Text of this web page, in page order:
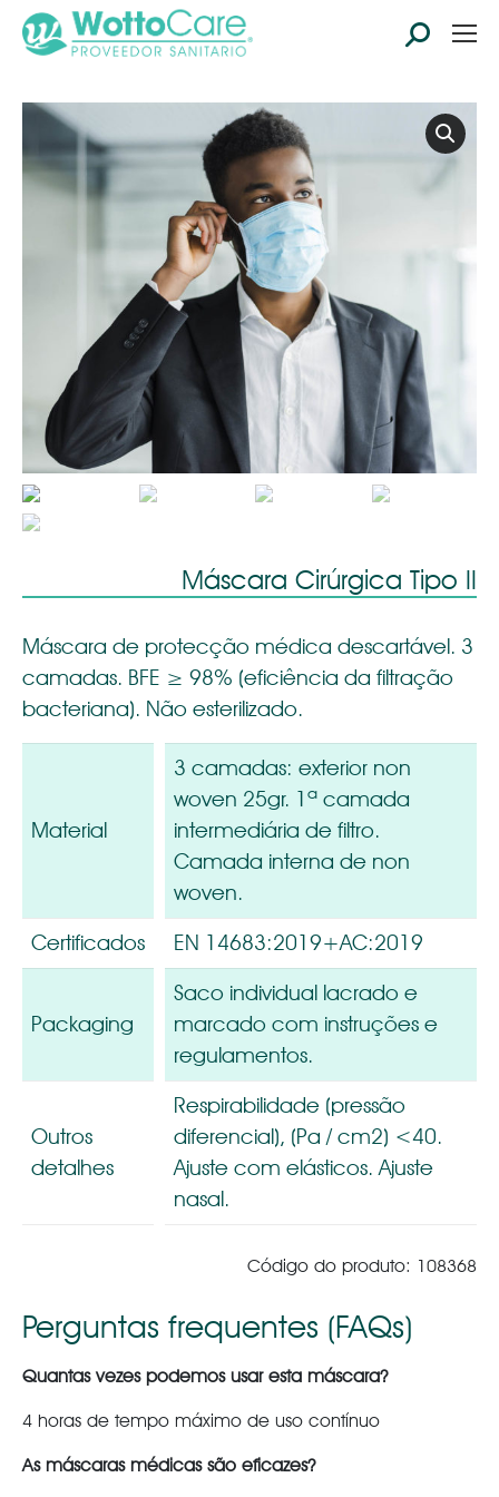
Search:
Máscara Cirúrgica Tipo II
Máscara de protecção médica descartável. 3
camadas. BFE ≥ 98% (eficiência da filtração
bacteriana). Não esterilizado.
Material
3 camadas: exterior non
woven 25gr. 1ª camada
intermediária de filtro.
Camada interna de non
woven.
Certificados
EN 14683:2019+AC:2019
Packaging
Saco individual lacrado e
marcado com instruções e
regulamentos.
Outros
detalhes
Respirabilidade (pressão
diferencial), (Pa / cm2) <40.
Ajuste com elásticos. Ajuste
nasal.
Código do produto: 108368
Perguntas frequentes (FAQs)
Quantas vezes podemos usar esta máscara?
4 horas de tempo máximo de uso contínuo
As máscaras médicas são eficazes?